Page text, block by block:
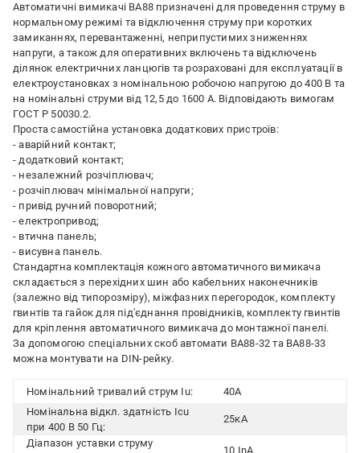
Автоматичні вимикачі ВА88 призначені для проведення струму в
нормальному режимі та відключення струму при коротких
замиканнях, перевантаженні, неприпустимих зниженнях
напруги, а також для оперативних включень та відключень
ділянок електричних ланцюгів та розраховані для експлуатації в
електроустановках з номінальною робочою напругою до 400 В та
на номінальні струми від 12,5 до 1600 А. Відповідають вимогам
ГОСТ Р 50030.2.
Проста самостійна установка додаткових пристроїв:
- аварійний контакт;
- додатковий контакт;
- незалежний розчіплювач;
- розчіплювач мінімальної напруги;
- привід ручний поворотний;
- електропривод;
- втична панель;
- висувна панель.
Стандартна комплектація кожного автоматичного вимикача
складається з перехідних шин або кабельних наконечників
(залежно від типорозміру), міжфазних перегородок, комплекту
гвинтів та гайок для під'єднання провідників, комплекту гвинтів
для кріплення автоматичного вимикача до монтажної панелі.
За допомогою спеціальних скоб автомати ВА88-32 та ВА88-33
можна монтувати на DIN-рейку.
Номінальний тривалий струм Iu:
40А
Номінальна відкл. здатність Icu
при 400 В 50 Гц:
25кА
Діапазон уставки струму
10 InА